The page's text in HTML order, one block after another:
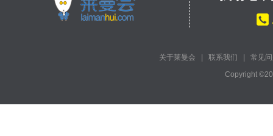
关于莱曼会 联系我们
常见
Copyright